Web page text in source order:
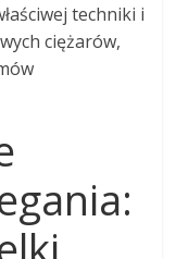
techniki i
ciężarów,